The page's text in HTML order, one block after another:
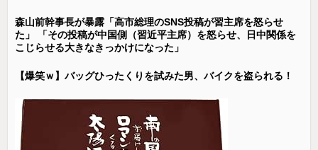
森山前幹事長が暴露「高市総理のSNS投稿が習主席を怒らせ
た」 「その投稿が中国側（習近平主席）を怒らせ、日中関係を
こじらせる大きなきっかけになった」
【爆笑ｗ】バッグひったくりを試みた男、バイクを盗られる！